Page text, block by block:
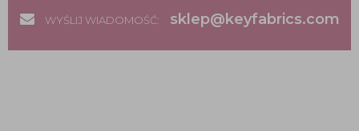
WYŚLIJ WIADOMOŚĆ: sklep@keyfabrics.com